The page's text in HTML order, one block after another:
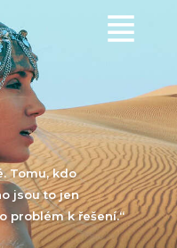
Tomu, kdo
jsou to jen
problém k řešení.“